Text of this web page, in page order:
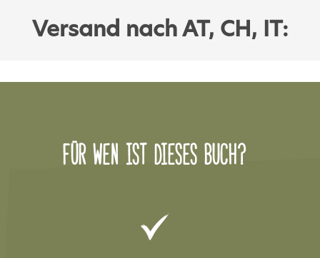
Versand nach AT, CH, IT:
Für wen ist dieses Buch?